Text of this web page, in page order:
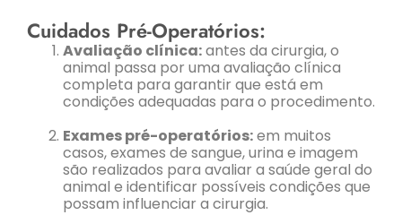
Cuidados Pré-Operatórios:
Avaliação clínica:antes da cirurgia, o
animal passa por uma avaliação clínica
completa para garantir que está em
condições adequadas para o procedimento.
Exames pré-operatórios:em muitos
casos, exames de sangue, urina e imagem
são realizados para avaliar a saúde geral do
animal e identificar possíveis condições que
possam influenciar a cirurgia.